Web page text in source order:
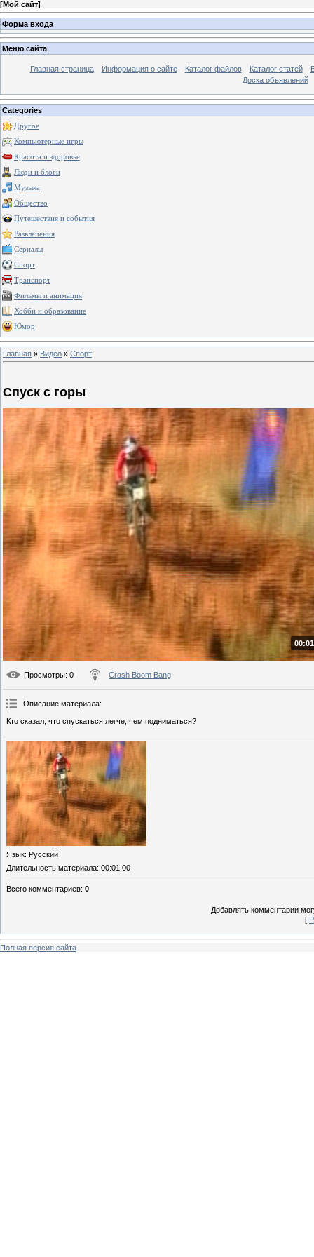
[Мой сайт]
Форма входа
Меню сайта
Главная страница Информация о сайте Каталог файлов Каталог статей
Доска объявлений
Categories
Другое
Компьютерные игры
Красота и здоровье
Люди и блоги
Музыка
Общество
Путешествия и события
Развлечения
Сериалы
Спорт
Транспорт
Фильмы и анимация
Хобби и образование
Юмор
Главная » Видео » Спорт
Спуск с горы
Просмотры: 0 Crash Boom Bang
Описание материала:
Кто сказал, что спускаться легче, чем подниматься?
Язык: Русский
Длительность материала: 00:01:00
Всего комментариев: 0
Добавлять комментарии
[
Полная версия сайта